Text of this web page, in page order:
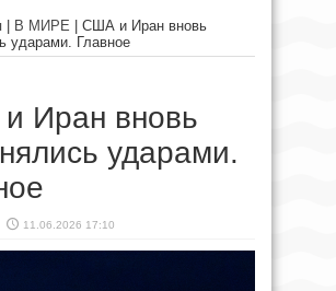
В МИРЕ
США и Иран вновь
ударами. Главное
Иран вновь
ударами.
11.06.2026 17:10